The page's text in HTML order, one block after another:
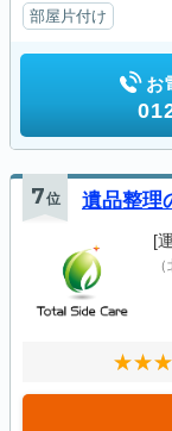
部屋片付け
お
7位 遺品整理
[